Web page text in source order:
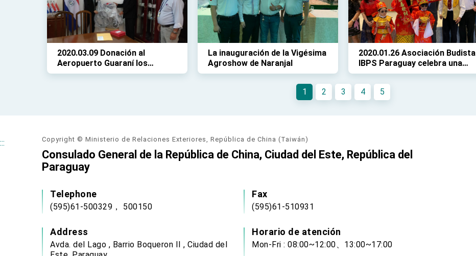
2020.03.09 Donación al
Aeropuerto Guaraní los
intrumentos de control de
La inauguración de la Vigésima
Agroshow de Naranjal
2020.01.26 Asociación Budista
IBPS Paraguay celebra una
recepción del año nuevo
1
2 3 4 5
::: Copyright © Ministerio de Relaciones Exteriores, República de China (Taiwán)
Consulado General de la República de China, Ciudad del Este, República del
Paraguay
Telephone
(595)61-500329， 500150
Fax
(595)61-510931
Address
Avda. del Lago , Barrio Boqueron II , Ciudad del
Horario de atención
Mon-Fri : 08:00~12:00、13:00~17:00